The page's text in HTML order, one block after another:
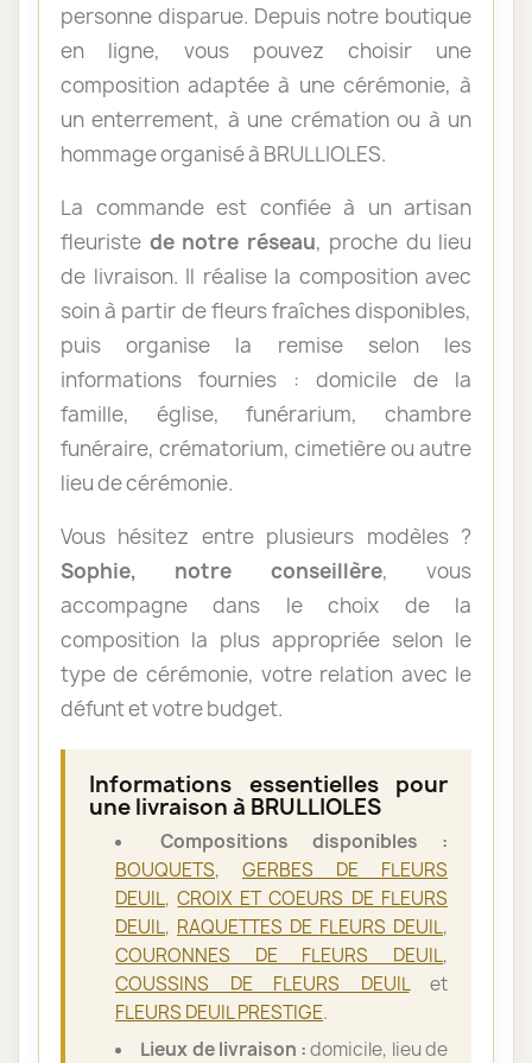
personne disparue. Depuis notre boutique
en ligne, vous pouvez choisir une
composition adaptée à une cérémonie, à
un enterrement, à une crémation ou à un
hommage organisé à BRULLIOLES.
La commande est confiée à un artisan
fleuriste de notre réseau, proche du lieu
de livraison. Il réalise la composition avec
soin à partir de fleurs fraîches disponibles,
puis organise la remise selon les
informations fournies : domicile de la
famille, église, funérarium, chambre
funéraire, crématorium, cimetière ou autre
lieu de cérémonie.
Vous hésitez entre plusieurs modèles ?
Sophie, notre conseillère, vous
accompagne dans le choix de la
composition la plus appropriée selon le
type de cérémonie, votre relation avec le
défunt et votre budget.
Informations essentielles pour
une livraison à BRULLIOLES
Compositions disponibles :
BOUQUETS, GERBES DE FLEURS
DEUIL,CROIX ET COEURS DE FLEURS
DEUIL, RAQUETTES DE FLEURS DEUIL,
COURONNES DE FLEURS DEUIL,
COUSSINS DE FLEURS DEUILet
FLEURS DEUIL PRESTIGE.
Lieux de livraison :domicile, lieu de